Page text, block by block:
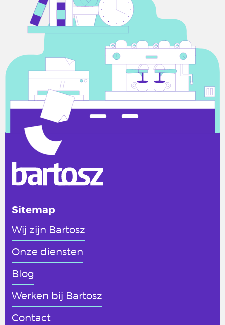
Sitemap
Wij zijn Bartosz
Onze diensten
Blog
Werken bij Bartosz
Contact